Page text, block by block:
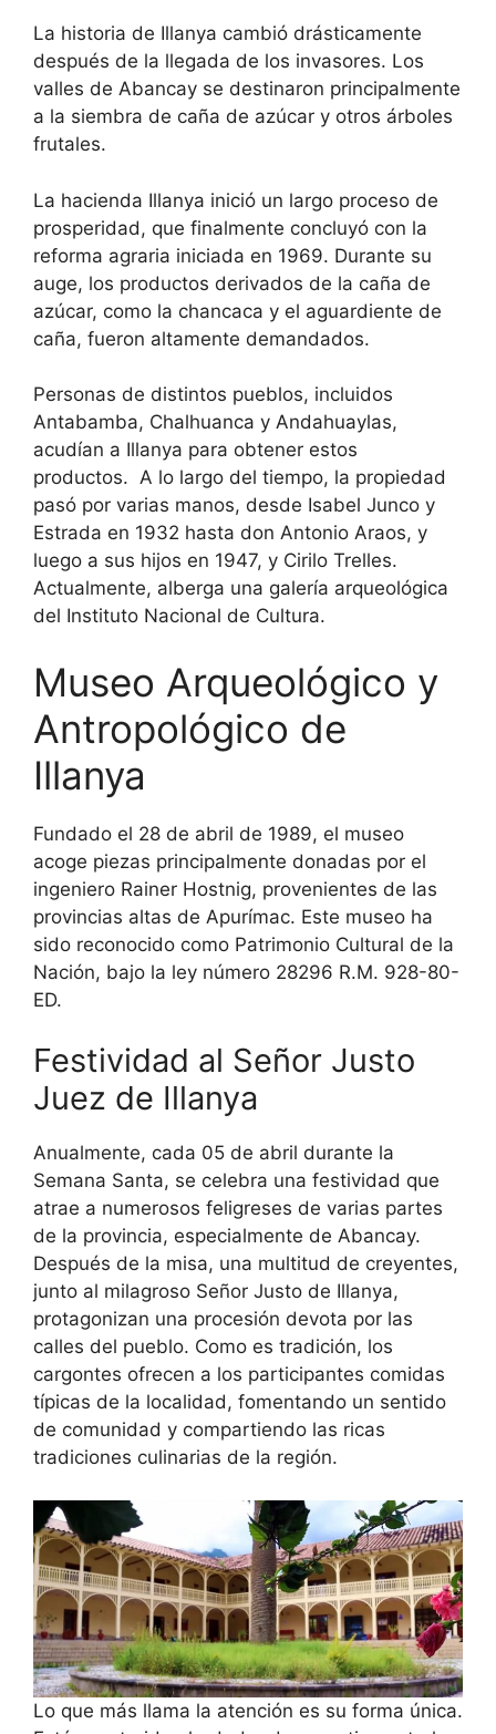
La historia de Illanya cambió drásticamente
después de la llegada de los invasores. Los
valles de Abancay se destinaron principalmente
a la siembra de caña de azúcar y otros árboles
frutales.
La hacienda Illanya inició un largo proceso de
prosperidad, que finalmente concluyó con la
reforma agraria iniciada en 1969. Durante su
auge, los productos derivados de la caña de
azúcar, como la chancaca y el aguardiente de
caña, fueron altamente demandados.
Personas de distintos pueblos, incluidos
Antabamba, Chalhuanca y Andahuaylas,
acudían a Illanya para obtener estos
productos. A lo largo del tiempo, la propiedad
pasó por varias manos, desde Isabel Junco y
Estrada en 1932 hasta don Antonio Araos, y
luego a sus hijos en 1947, y Cirilo Trelles.
Actualmente, alberga una galería arqueológica
del Instituto Nacional de Cultura.
Museo Arqueológico y
Antropológico de
Illanya
Fundado el 28 de abril de 1989, el museo
acoge piezas principalmente donadas por el
ingeniero Rainer Hostnig, provenientes de las
provincias altas de Apurímac. Este museo ha
sido reconocido como Patrimonio Cultural de la
Nación, bajo la ley número 28296 R.M. 928-80-
ED.
Festividad al Señor Justo
Juez de Illanya
Anualmente, cada 05 de abril durante la
Semana Santa, se celebra una festividad que
atrae a numerosos feligreses de varias partes
de la provincia, especialmente de Abancay.
Después de la misa, una multitud de creyentes,
junto al milagroso Señor Justo de Illanya,
protagonizan una procesión devota por las
calles del pueblo. Como es tradición, los
cargontes ofrecen a los participantes comidas
típicas de la localidad, fomentando un sentido
de comunidad y compartiendo las ricas
tradiciones culinarias de la región.
Lo que más llama la atención es su forma única.